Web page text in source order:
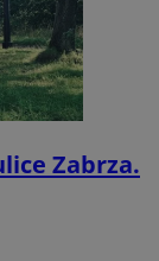
Zabrza.